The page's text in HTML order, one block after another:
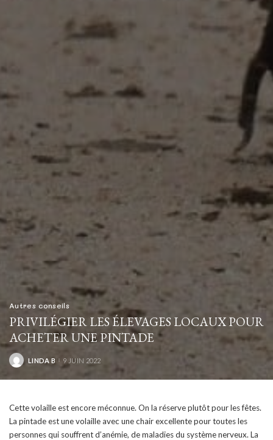
Autres conseils
PRIVILÉGIER LES ÉLEVAGES LOCAUX POUR
ACHETER UNE PINTADE
POSTED
LINDA B 9 JUIN 2022
Cette volaille est encore méconnue. On la réserve plutôt pour les fêtes.
La pintade est une volaille avec une chair excellente pour toutes les
personnes qui souffrent d’anémie, de maladies du système nerveux. La